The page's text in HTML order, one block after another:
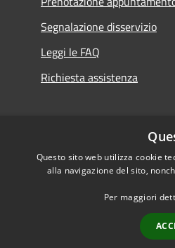
Segnalazione disservizio
Leggi le FAQ
Richiesta assistenza
Questo sito web utilizza cookie
alla navigazione del sito,
Per maggiori